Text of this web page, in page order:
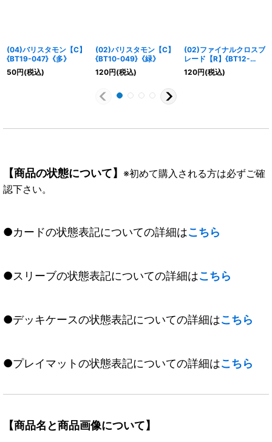
(04)バリスタモン【C】
{BT19-047}《多》
50円(税込)
(02)バリスタモン【C】
{BT10-049}《緑》
120円(税込)
(02)ファイナルクロスブ
レード【R】{BT12-
100}《赤》
120円(税込)
【商品の状態について】 ※初めて購入される方は必ずご確
認下さい。
●カードの状態表記についての詳細はこちら
●スリーブの状態表記についての詳細はこちら
●デッキケースの状態表記についての詳細はこちら
●プレイマットの状態表記についての詳細はこちら
【商品名と商品画像について】